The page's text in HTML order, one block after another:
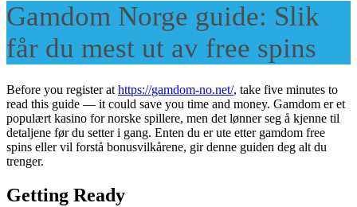
Gamdom Norge guide: Slik
får du mest ut av free spins
Before you register athttps://gamdom-no.net/, take five minutes to
read this guide — it could save you time and money. Gamdom er et
populært kasino for norske spillere, men det lønner seg å kjenne til
detaljene før du setter i gang. Enten du er ute etter gamdom free
spins eller vil forstå bonusvilkårene, gir denne guiden deg alt du
trenger.
Getting Ready